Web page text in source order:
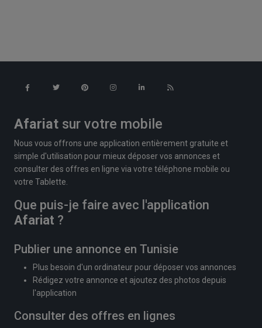
Afariat sur votre mobile
Nous vous offrons une application entièrement gratuite et
simple d'utilisation pour mieux déposer vos annonces et
consulter des offres en ligne via votre téléphone mobile ou
votre Tablette.
Que puis-je faire avec l'application
Afariat ?
Publier une annonce en Tunisie
Plus besoin d'un ordinateur pour déposer vos annonces
Rédigez votre annonce et ajoutez des photos depuis
l'application
Consulter des offres en lignes